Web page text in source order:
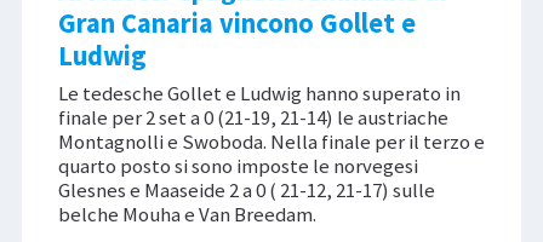
Gran Canaria vincono Gollet e
Ludwig
Le tedesche Gollet e Ludwig hanno superato in
finale per 2 set a 0 (21-19, 21-14) le austriache
Montagnolli e Swoboda. Nella finale per il terzo e
quarto posto si sono imposte le norvegesi
Glesnes e Maaseide 2 a 0 ( 21-12, 21-17) sulle
belche Mouha e Van Breedam.